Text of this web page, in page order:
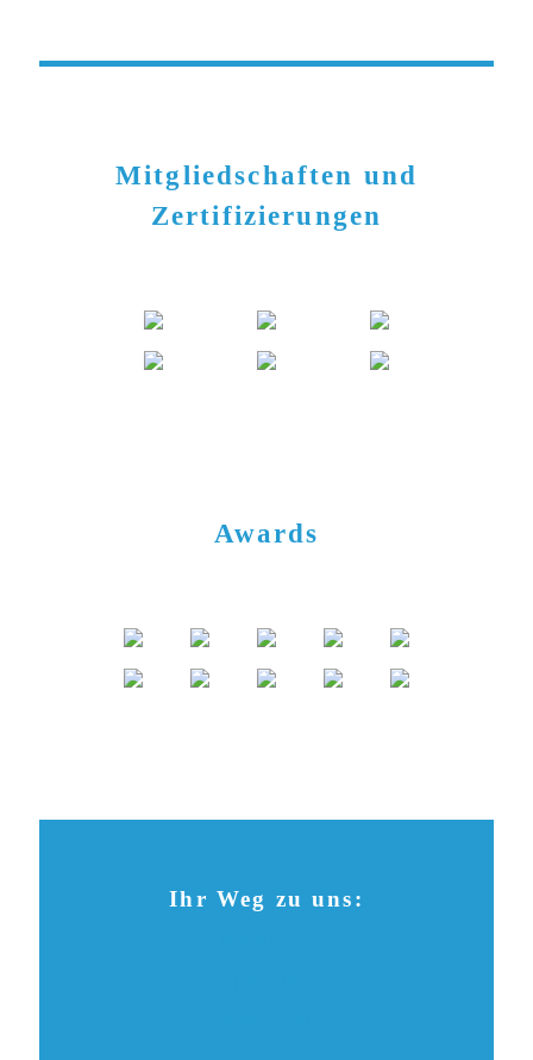
Mitgliedschaften und
Zertifizierungen
Awards
Ihr Weg zu uns: